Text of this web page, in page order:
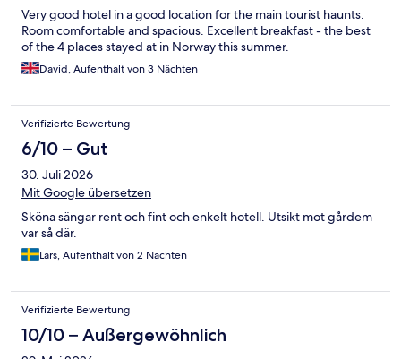
Very good hotel in a good location for the main tourist haunts.
Room comfortable and spacious. Excellent breakfast - the best
of the 4 places stayed at in Norway this summer.
David, Aufenthalt von 3 Nächten
Verifizierte Bewertung
6/10 – Gut
30. Juli 2026
Mit Google übersetzen
Sköna sängar rent och fint och enkelt hotell. Utsikt mot gårdem
var så där.
Lars, Aufenthalt von 2 Nächten
Verifizierte Bewertung
10/10 – Außergewöhnlich